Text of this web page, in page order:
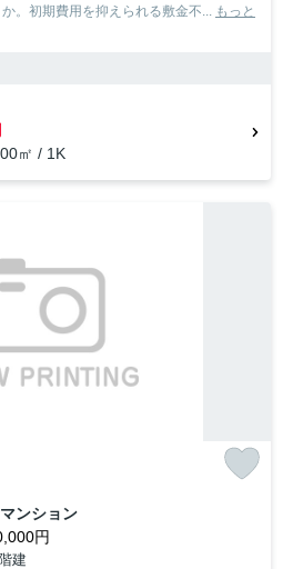
。初期費用を抑えられる敷金不... もっと
㎡ / 1K
ンション
円
建